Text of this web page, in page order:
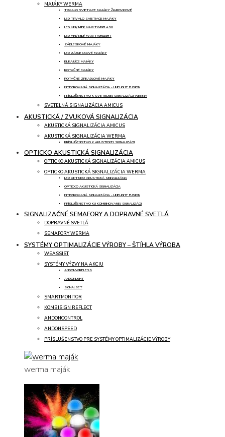
MAJÁKY WERMA
TRVALO SVIETIACE MAJÁKY ŽIAROVKOVÉ
LED TRVALO SVIETIACE MAJÁKY
LED MINI/ MIDI/ MAXI TWINFLASH
LED MINI/ MIDI/ MAXI TWINLIGHT
ZÁBLESKOVÉ MAJÁKY
LED ZÁBLESKOVÉ MAJÁKY
BLIKAJÚCE MAJÁKY
ROTAČNÉ MAJÁKY
ROTAČNÉ ZRKADLOVÉ MAJÁKY
INTEGROVANÁ SIGNALIZÁCIA - LINELIGHT FUSION
PRÍSLUŠENSTVO K SVETELNEJ SIGNALIZÁCII WERMA
SVETELNÁ SIGNALIZÁCIA AMICUS
AKUSTICKÁ / ZVUKOVÁ SIGNALIZÁCIA
AKUSTICKÁ SIGNALIZÁCIA AMICUS
AKUSTICKÁ SIGNALIZÁCIA WERMA
PRÍSLUŠENSTVO K AKUSTICKEJ SIGNALIZÁCII
OPTICKO AKUSTICKÁ SIGNALIZÁCIA
OPTICKO AKUSTICKÁ SIGNALIZÁCIA AMICUS
OPTICKO AKUSTICKÁ SIGNALIZÁCIA WERMA
LED OPTICKO AKUSTICKÁ SIGNALIZÁCIA
OPTICKO AKUSTICKÁ SIGNALIZÁCIA
INTEGROVANÁ SIGNALIZÁCIA - LINELIGHT FUSION
PRÍSLUŠENSTVO KU KOMBINOVANEJ SIGNALIZÁCII
SIGNALIZAČNÉ SEMAFORY A DOPRAVNÉ SVETLÁ
DOPRAVNÉ SVETLÁ
SEMAFORY WERMA
SYSTÉMY OPTIMALIZÁCIE VÝROBY – ŠTÍHLA VÝROBA
WEASSIST
SYSTÉMY VÝZVY NA AKCIU
ANDONWIRELESS
ANDONLIGHT
SIGNALSET
SMARTMONITOR
KOMBISIGN REFLECT
ANDONCONTROL
ANDONSPEED
PRÍSLUŠENSTVO PRE SYSTÉMY OPTIMALIZÁCIE VÝROBY
werma maják